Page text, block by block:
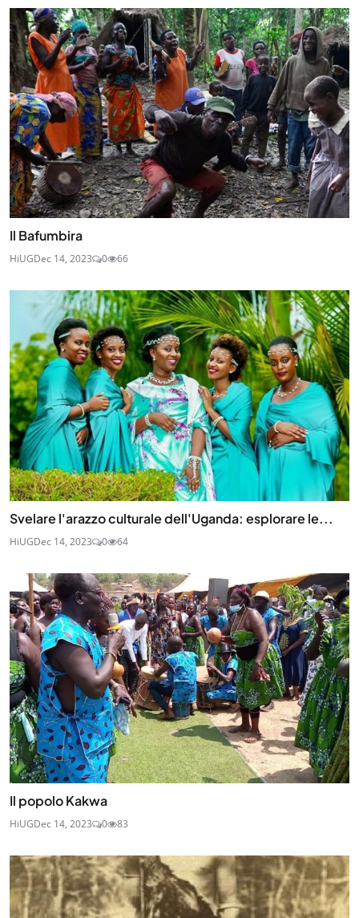
Il Bafumbira
HiUGDec 14, 2023 0 66
Svelare l'arazzo culturale dell'Uganda: esplorare le...
HiUGDec 14, 2023 0 64
Il popolo Kakwa
HiUGDec 14, 2023 0 83